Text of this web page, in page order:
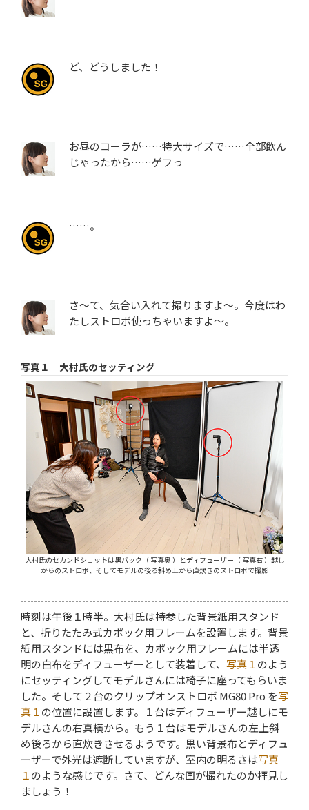
ど、どうしました！
お昼のコーラが……特大サイズで……全部飲ん
じゃったから……ゲフっ
……。
さ～て、気合い入れて撮りますよ～。今度はわ
たしストロボ使っちゃいますよ～。
写真１ 大村氏のセッティング
大村氏のセカンドショットは黒バック（ 写真奥 ）とディフューザー（ 写真右 ）越し
からのストロボ、そしてモデルの後ろ斜め上から直炊きのストロボで撮影
時刻は午後１時半。大村氏は持参した背景紙用スタンド
と、折りたたみ式カポック用フレームを設置します。背景
紙用スタンドには黒布を、カポック用フレームには半透
明の白布をディフューザーとして装着して、 写真１のよう
にセッティングしてモデルさんには椅子に座ってもらいま
した。そして２台のクリップオンストロボ MG80 Pro を写
真１の位置に設置します。１台はディフューザー越しにモ
デルさんの右真横から。もう１台はモデルさんの左上斜
め後ろから直炊きさせるようです。黒い背景布とディフュ
ーザーで外光は遮断していますが、室内の明るさは写真
１のような感じです。さて、どんな画が撮れたのか拝見し
ましょう！